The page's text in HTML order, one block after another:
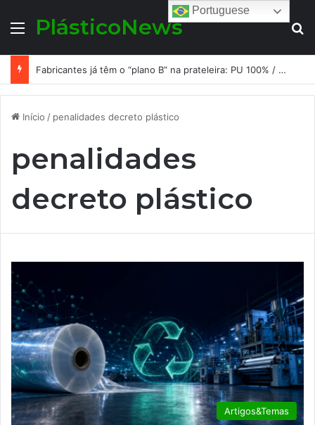
MenuPlásticoNews
Fabricantes já têm o “plano B” na prateleira: PU 100% / NC-free existe, mas ainda é pouco usado: a hora é transformar isso em projeto de resiliência
Início / penalidades decreto plástico
penalidades
decreto plástico
Artigos&Temas
Portuguese